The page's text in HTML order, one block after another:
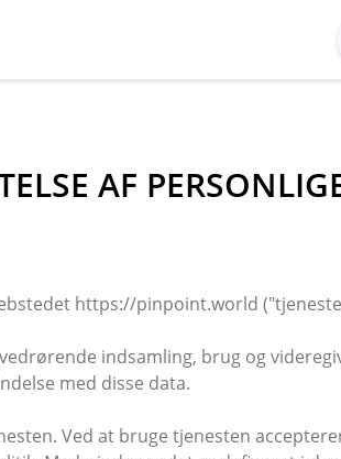
AF
https://pinpoint.world
indsamling, brug og
med disse data.
Ved at bruge tjenesten